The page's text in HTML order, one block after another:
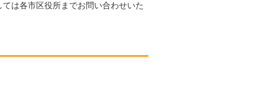
は各市区役所までお問い合わせいた